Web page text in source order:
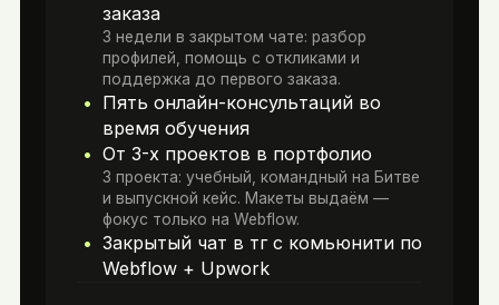
заказа
3 недели в закрытом чате: разбор
профилей, помощь с откликами и
поддержка до первого заказа.
Пять онлайн-консультаций во
время обучения
От 3-х проектов в портфолио
3 проекта: учебный, командный на Битве
и выпускной кейс. Макеты выдаём —
фокус только на Webflow.
Закрытый чат в тг с комьюнити по
Webflow + Upwork